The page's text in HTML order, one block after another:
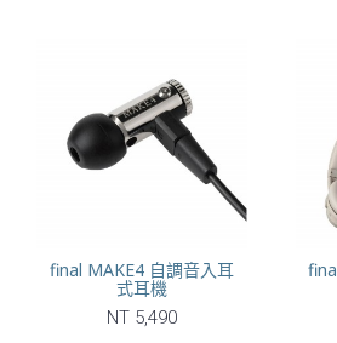
final MAKE4 自調音入耳
式耳機
NT 5,490